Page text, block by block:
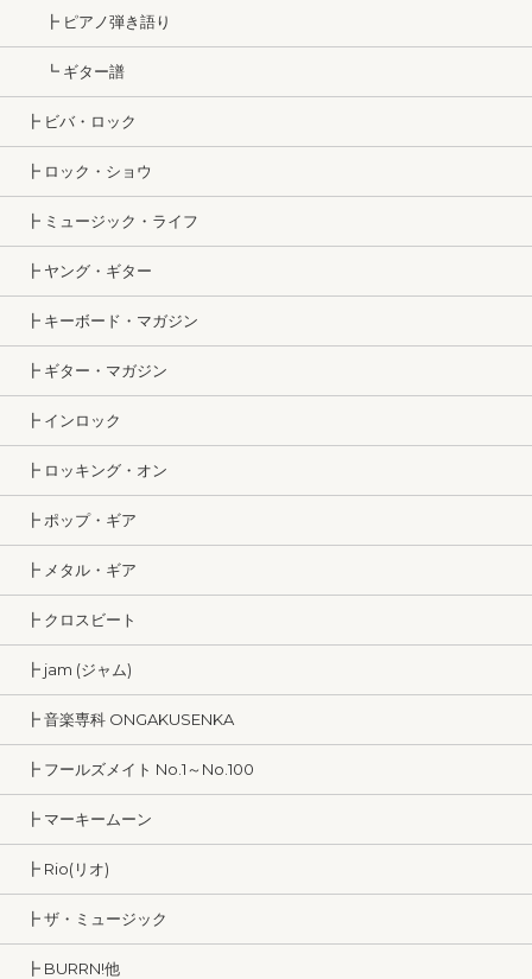
┣ ピアノ弾き語り
┗ ギター譜
┣ ビバ・ロック
┣ ロック・ショウ
┣ ミュージック・ライフ
┣ ヤング・ギター
┣ キーボード・マガジン
┣ ギター・マガジン
┣ インロック
┣ ロッキング・オン
┣ ポップ・ギア
┣ メタル・ギア
┣ クロスビート
┣ jam (ジャム)
┣ 音楽専科 ONGAKUSENKA
┣ フールズメイト No.1～No.100
┣ マーキームーン
┣ Rio(リオ)
┣ ザ・ミュージック
┣ BURRN!他